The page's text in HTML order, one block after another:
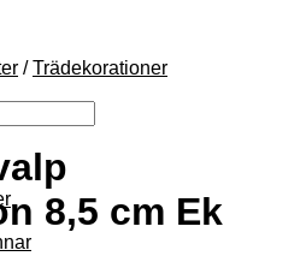
/ Trädekorationer
8,5 cm Ek